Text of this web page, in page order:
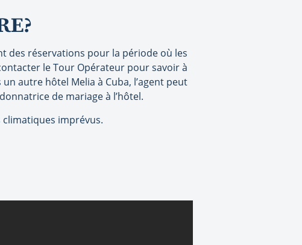
des réservations pour la période où les
le Tour Opérateur pour savoir à
autre hôtel Melia à Cuba, l’agent peut
de mariage à l’hôtel.
climatiques imprévus.